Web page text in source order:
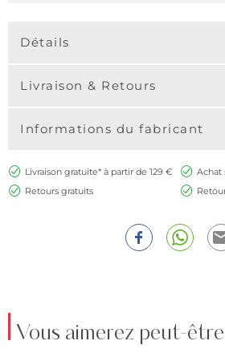
Détails
Livraison & Retours
Informations du fabricant
Livraison gratuite* à partir de 129 €
Achat
Retours gratuits
Vous aimerez peut-